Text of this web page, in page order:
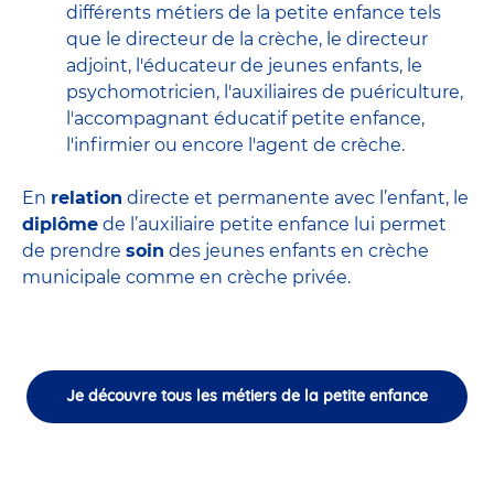
différents métiers de la petite enfance tels
que le directeur de la crèche, le directeur
adjoint, l'éducateur de jeunes enfants, le
psychomotricien, l'auxiliaires de puériculture,
l'accompagnant éducatif petite enfance,
l'infirmier ou encore l'agent de crèche.
En relation directe et permanente avec l’enfant, le
diplôme de l’auxiliaire petite enfance lui permet
de prendre soin des jeunes enfants en crèche
municipale comme en crèche privée.
Je découvre tous les métiers de la petite enfance